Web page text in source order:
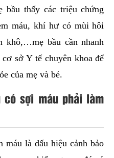
bầu thấy các triệu chứng
máu, khí hư có mùi hôi
khô,…mẹ bầu cần nhanh
sở Y tế chuyên khoa để
của mẹ và bé.
có sợi máu phải làm
là dấu hiệu cảnh bảo